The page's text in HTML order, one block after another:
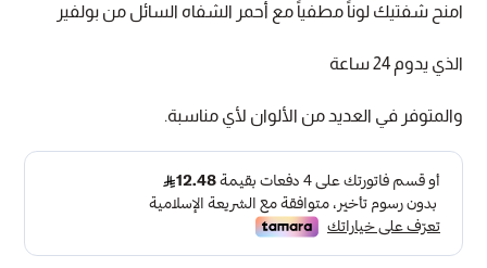
امنح شفتيك لوناً مطفياً مع أحمر الشفاه السائل من بولفير
الذي يدوم 24 ساعة
والمتوفر في العديد من الألوان لأي مناسبة.